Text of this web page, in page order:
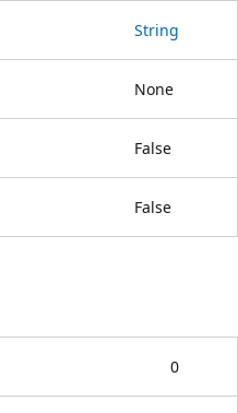
String
None
False
False
0